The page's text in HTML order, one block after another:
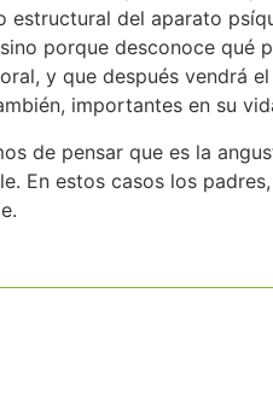
del aparato
porque desconoce qué
y que después vendrá
importantes en su
de pensar que es la
En estos casos los